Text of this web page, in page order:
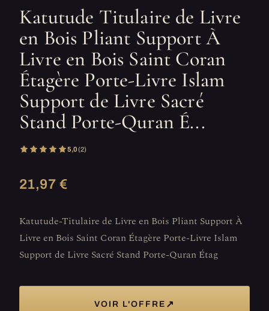
Katutude Titulaire de Livre
en Bois Pliant Support À
Livre en Bois Saint Coran
Étagère Porte-Livre Islam
Support de Livre Sacré
Stand Porte-Quran É...
5,0(2)
21,97 €
Katutude-Titulaire de Livre en Bois Pliant Support À
Livre en Bois Saint Coran Étagère Porte-Livre Islam
Support de Livre Sacré Stand Porte-Quran Étag
VOIR L'OFFRE ↗